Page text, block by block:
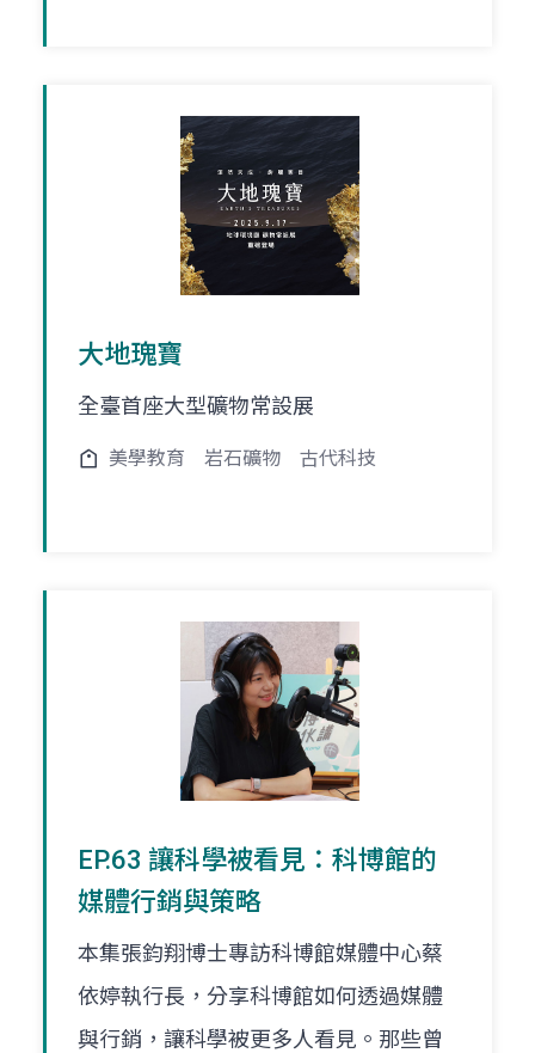
大地瑰寶
全臺首座大型礦物常設展
美學教育 岩石礦物 古代科技
EP.63 讓科學被看見：科博館的
媒體行銷與策略
本集張鈞翔博士專訪科博館媒體中心蔡
依婷執行長，分享科博館如何透過媒體
與行銷，讓科學被更多人看見。那些曾